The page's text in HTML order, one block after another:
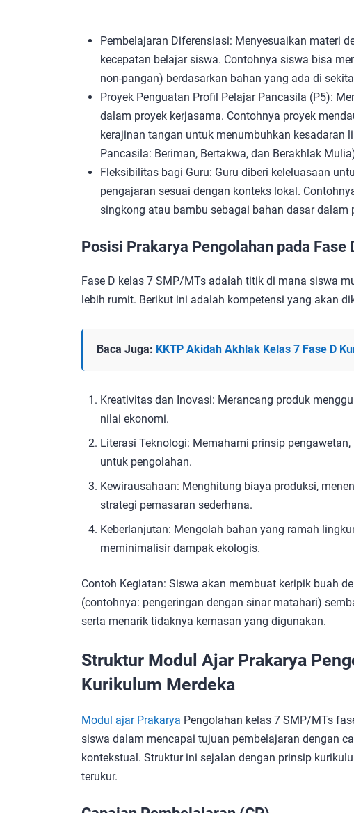
Pembelajaran Diferensiasi: Menyesuaikan materi
kecepatan belajar siswa. Contohnya siswa bisa
non-pangan) berdasarkan bahan yang ada di
Proyek Penguatan Profil Pelajar Pancasila (P5):
dalam proyek kerjasama. Contohnya proyek
kerajinan tangan untuk menumbuhkan kesadaran
Pancasila: Beriman, Bertakwa, dan Berakhlak
Fleksibilitas bagi Guru: Guru diberi keleluasaan
pengajaran sesuai dengan konteks lokal.
singkong atau bambu sebagai bahan dasar dalam
Posisi Prakarya Pengolahan pada Fase
Fase D kelas 7 SMP/MTs adalah titik di mana siswa
lebih rumit. Berikut ini adalah kompetensi yang akan
Baca Juga: KKTP Akidah Akhlak Kelas 7 Fase D
Kreativitas dan Inovasi: Merancang produk
nilai ekonomi.
Literasi Teknologi: Memahami prinsip
untuk pengolahan.
Kewirausahaan: Menghitung biaya produksi,
strategi pemasaran sederhana.
Keberlanjutan: Mengolah bahan yang ramah
meminimalisir dampak ekologis.
Contoh Kegiatan: Siswa akan membuat keripik buah
(contohnya: pengeringan dengan sinar matahari)
serta menarik tidaknya kemasan yang digunakan.
Struktur Modul Ajar Prakarya
Kurikulum Merdeka
Modul ajar Prakarya Pengolahan kelas 7 SMP/MTs
siswa dalam mencapai tujuan pembelajaran dengan
kontekstual. Struktur ini sejalan dengan prinsip
terukur.